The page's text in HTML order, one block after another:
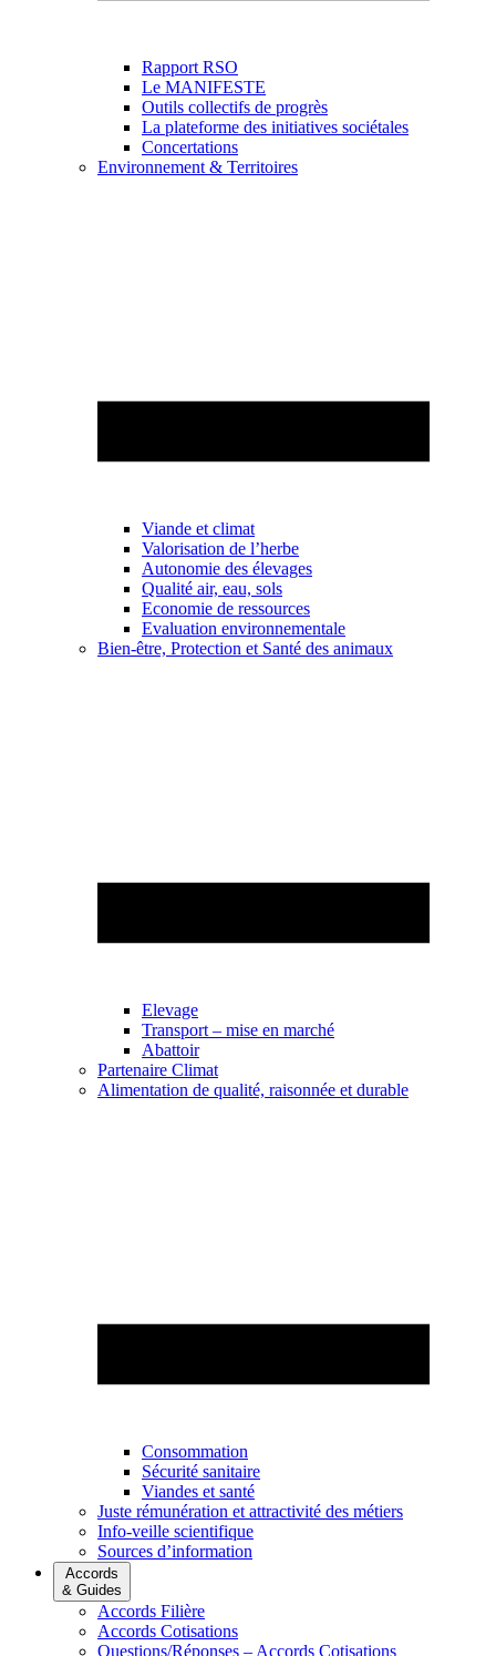
Rapport RSO
Le MANIFESTE
Outils collectifs de progrès
La plateforme des initiatives sociétales
Concertations
Environnement & Territoires
Viande et climat
Valorisation de l’herbe
Autonomie des élevages
Qualité air, eau, sols
Economie de ressources
Evaluation environnementale
Bien-être, Protection et Santé des animaux
Elevage
Transport – mise en marché
Abattoir
Partenaire Climat
Alimentation de qualité, raisonnée et durable
Consommation
Sécurité sanitaire
Viandes et santé
Juste rémunération et attractivité des métiers
Info-veille scientifique
Sources d’information
Accords
& Guides
Accords Filière
Accords Cotisations
Questions/Réponses – Accords Cotisations